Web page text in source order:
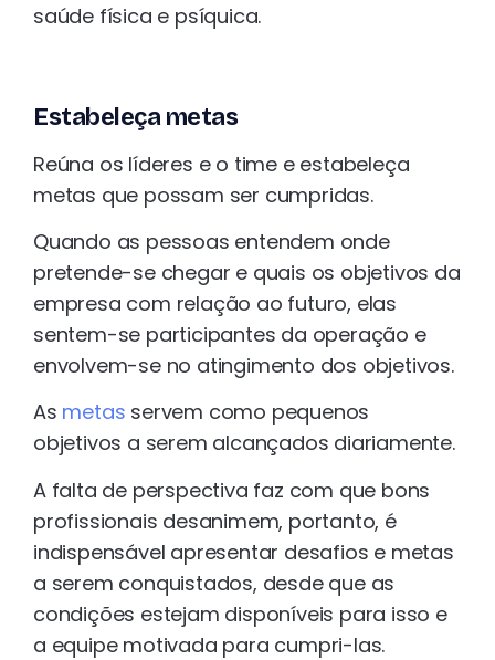
saúde física e psíquica.
Estabeleça metas
Reúna os líderes e o time e estabeleça
metas que possam ser cumpridas.
Quando as pessoas entendem onde
pretende-se chegar e quais os objetivos da
empresa com relação ao futuro, elas
sentem-se participantes da operação e
envolvem-se no atingimento dos objetivos.
As metas servem como pequenos
objetivos a serem alcançados diariamente.
A falta de perspectiva faz com que bons
profissionais desanimem, portanto, é
indispensável apresentar desafios e metas
a serem conquistados, desde que as
condições estejam disponíveis para isso e
a equipe motivada para cumpri-las.